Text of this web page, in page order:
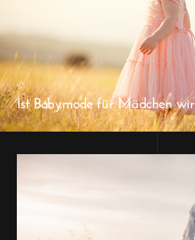
Ist Babymode für Mädchen